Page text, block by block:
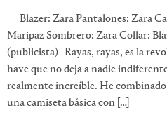
Blazer: Zara Pantalones: Zara
Maripaz Sombrero: Zara Collar:
(publicista) Rayas, rayas, es la
have que no deja a nadie
realmente increíble. He
una camiseta básica con […]